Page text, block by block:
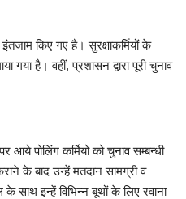
किए गए है। सुरक्षाकर्मियों के
गया है। वहीं, प्रशासन द्वारा पूरी चुनाव
पोलिंग कर्मियो को चुनाव सम्बन्धी
के बाद उन्हें मतदान सामग्री व
साथ इन्हें विभिन्न बूथों के लिए रवाना